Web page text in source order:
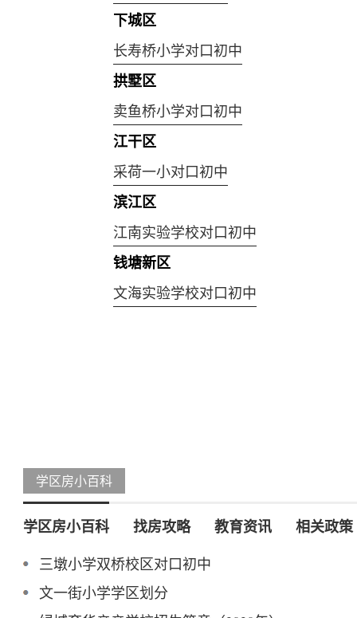
下城区
长寿桥小学对口初中
拱墅区
卖鱼桥小学对口初中
江干区
采荷一小对口初中
滨江区
江南实验学校对口初中
钱塘新区
文海实验学校对口初中
学区房小百科
学区房小百科 找房攻略 教育资讯 相关政策
三墩小学双桥校区对口初中
文一街小学学区划分